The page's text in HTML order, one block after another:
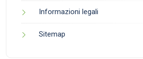
Informazioni legali
Sitemap